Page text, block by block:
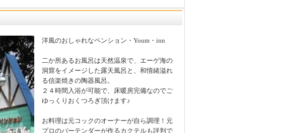
洋風のおしゃれなペンション・Youm・inn
二か所あるお風呂は天然温泉で、エーゲ海の
洞窟をイメージした露天風呂と、和情緒溢れ
る信楽焼きの陶器風呂。
２４時間入浴が可能で、床暖房完備なのでご
ゆっくりおくつろぎ頂けます♪
お料理は元コックのオーナーが自ら調理！元
プロのバーテンダーが作るカクテルも評判で